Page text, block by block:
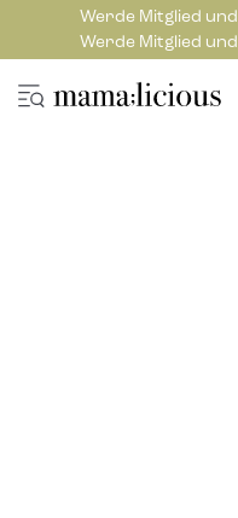
Werde Mitglied
Werde Mitglied